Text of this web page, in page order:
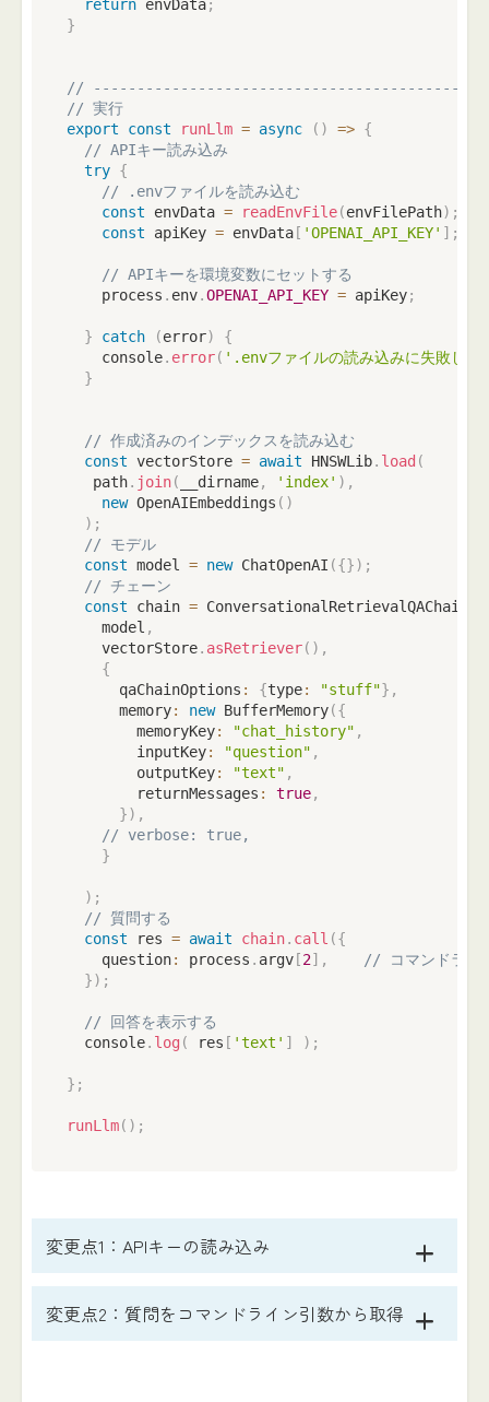
return envData;
}
//
// 実行
export
const runLlm = async ( ) => {
// APIキー読み込み
try {
// .envファイルを読み込む
const envData = readEnvFile(envFilePath) ;
const apiKey = envData[ 'OPENAI_API_KEY' ] ;
// APIキーを環境変数にセットする
    process
. env.OPENAI_API_KEY = apiKey;
} catch (error)
{
console. error( '.envファイルの読み込みに失敗し
}
// 作成済みのインデックスを読み込む
const vectorStore = await HNSWLib. load (
   path
. join( __dirname, 'index' ) ,
new OpenAIEmbeddings ( )
) ;
// モデル
const model = new ChatOpenAI ({}) ;
// チェーン
const chain = ConversationalRetrievalQAChain
    model
,
    vectorStore
. asRetriever( ) ,
{
      qaChainOptions
: {type: "stuff"} ,
      memory
: new BufferMemory({
        memoryKey
: "chat_history" ,
        inputKey
: "question" ,
        outputKey
: "text" ,
        returnMessages
: true,
}) ,
// verbose: true,
}
) ;
// 質問する
const res = await chain. call ({
    question
: process . argv[2] ,
// コマンドライ
}) ;
// 回答を表示する
console. log ( res [ 'text' ] ) ;
} ;
runLlm( ) ;
変更点1：APIキーの読み込み
変更点2：質問をコマンドライン引数から取得